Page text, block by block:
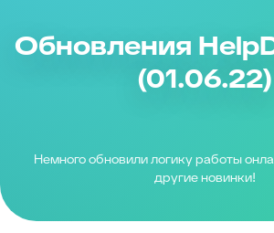
Обновления
(01.06.22)
Немного обновили логику работы
другие новинки!